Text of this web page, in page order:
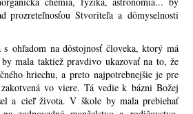
prozreteľnosťou Stvoriteľa a dômyselnosti
ohľadom na dôstojnosť človeka, ktorý má
mala taktiež pravdivo ukazovať na to, že
hriechu, a preto najpotrebnejšie je pre
vo viere. Tá vedie k bázni Božej
a cieľ života. V škole by mala prebiehať